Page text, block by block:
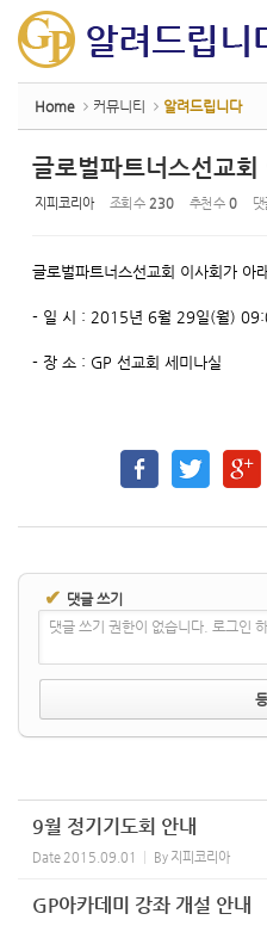
Home 커뮤니티 알려드립니다
글로벌파트너스선교회
지피코리아 조회 수 230 추천 수 0 댓
글로벌파트너스선교회 이사회가 아
- 일 시 : 2015년 6월 29일(월)
- 장 소 : GP 선교회 세미나실
✔ 댓글 쓰기
댓글 쓰기 권한이 없습니다. 로그인
9월 정기기도회 안내
Date 2015.09.01 By 지피코리아
GP아카데미 강좌 개설 안내